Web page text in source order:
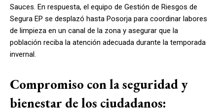
Sauces. En respuesta, el equipo de Gestión de Riesgos de
Segura EP se desplazó hasta Posorja para coordinar labores
de limpieza en un canal de la zona y asegurar que la
población reciba la atención adecuada durante la temporada
invernal.
Compromiso con la seguridad y
bienestar de los ciudadanos: